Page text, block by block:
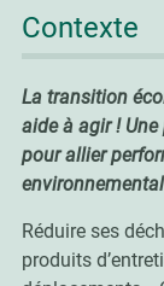
Contexte
La transition
aide à agir !
pour allier
Réduire ses
produits